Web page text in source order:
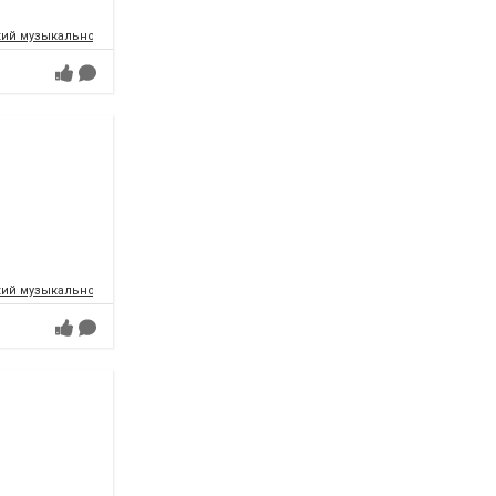
музыкально-драматический театр имени Т.Г.Шевченко
музыкально-драматический театр имени Т.Г.Шевченко